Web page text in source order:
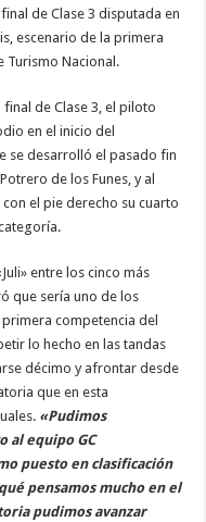
de Clase 3 disputada en
escenario de la primera
Turismo Nacional.
de Clase 3, el piloto
en el inicio del
se desarrolló el pasado fin
de los Funes, y al
el pie derecho su cuarto
entre los cinco más
que sería uno de los
competencia del
lo hecho en las tandas
décimo y afrontar desde
que en esta
«Pudimos
al equipo GC
puesto en clasificación
pensamos mucho en el
pudimos avanzar